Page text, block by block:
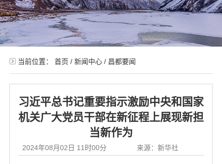
当前位置： 首页 / 新闻中心/ 昌都要闻
习近平总书记重要指示激励中央和国家
机关广大党员干部在新征程上展现新担
当新作为
2024年08月02日 11时00分 来源：新华社